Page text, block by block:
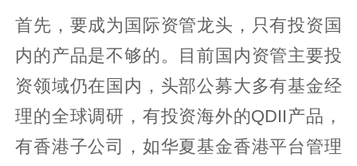
首先，要成为国际资管龙头，只有投资国
内的产品是不够的。目前国内资管主要投
资领域仍在国内，头部公募大多有基金经
理的全球调研，有投资海外的QDII产品，
有香港子公司，如华夏基金香港平台管理